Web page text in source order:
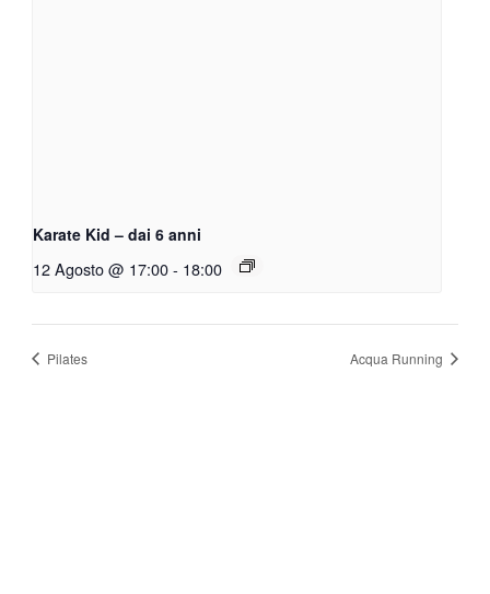
Karate Kid – dai 6 anni
12 Agosto @ 17:00 - 18:00
Pilates Acqua Running